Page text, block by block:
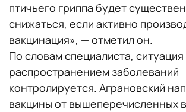
птичьего гриппа будет
снижаться, если активно
вакцинация», — отметил он.
По словам специалиста, ситуация
распространением заболеваний
контролируется. Аграновский
вакцины от вышеперечисленных